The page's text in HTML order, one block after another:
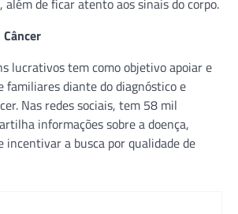
lucrativos tem como objetivo apoiar e
familiares diante do diagnóstico e
Nas redes sociais, tem 58 mil
informações sobre a doença,
incentivar a busca por qualidade de